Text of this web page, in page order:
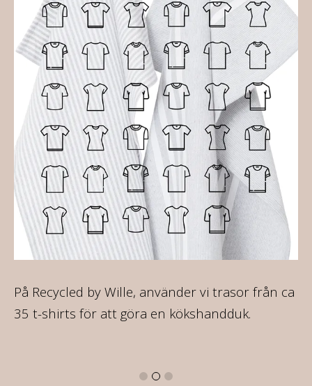
På Recycled by Wille, använder vi trasor från ca
35 t-shirts för att göra en kökshandduk.